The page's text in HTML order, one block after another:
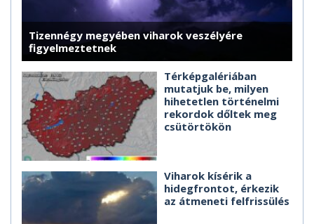
Tizennégy megyében viharok veszélyére
figyelmeztetnek
Térképgalériában
mutatjuk be, milyen
hihetetlen történelmi
rekordok dőltek meg
csütörtökön
Viharok kísérik a
hidegfrontot, érkezik
az átmeneti felfrissülés